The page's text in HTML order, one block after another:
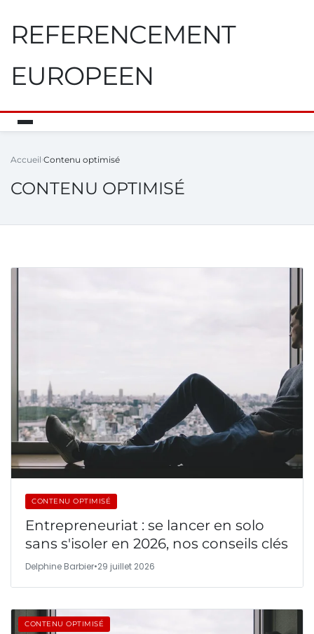
REFERENCEMENT
EUROPEEN
Accueil Contenu optimisé
CONTENU OPTIMISÉ
CONTENU OPTIMISÉ
Entrepreneuriat : se lancer en solo
sans s'isoler en 2026, nos conseils clés
Delphine Barbier•29 juillet 2026
CONTENU OPTIMISÉ